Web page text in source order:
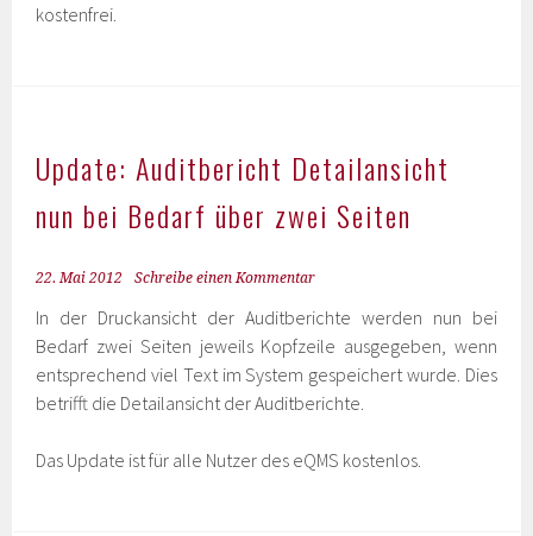
kostenfrei.
Update: Auditbericht Detailansicht
nun bei Bedarf über zwei Seiten
22. Mai 2012 Schreibe einen Kommentar
In der Druckansicht der Auditberichte werden nun bei
Bedarf zwei Seiten jeweils Kopfzeile ausgegeben, wenn
entsprechend viel Text im System gespeichert wurde. Dies
betrifft die Detailansicht der Auditberichte.
Das Update ist für alle Nutzer des eQMS kostenlos.